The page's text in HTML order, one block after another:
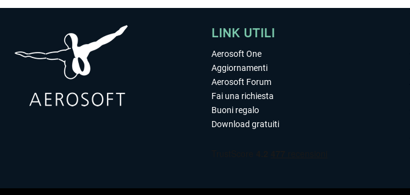
LINK UTILI
Aerosoft One
Aggiornamenti
Aerosoft Forum
Fai una richiesta
Buoni regalo
Download gratuiti